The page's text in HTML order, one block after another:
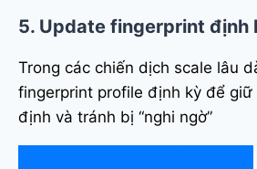
5. Update fingerprint định
Trong các chiến dịch scale lâu
fingerprint profile định kỳ để giữ
định và tránh bị “nghi ngờ”